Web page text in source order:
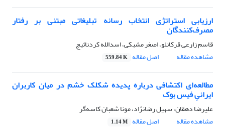
ارزیابی استراتژی انتخاب رسانه تبلیغاتی مبتنی بر رفتار
مصرف‌کنندگان
قاسم زارعی قرکانلو، اصغر مشبکی، اسدالله کردنائیج
مشاهده مقاله
اصل مقاله 559.84 K
مطالعه‌ای اکتشافی درباره پدیده شکلک خشم در میان کاربران
ایرانیِ فیس بوک
علیرضا دهقان، سهیل رضانژاد، مونا شعبان کاسه‌گر
مشاهده مقاله
اصل مقاله 1.14 M